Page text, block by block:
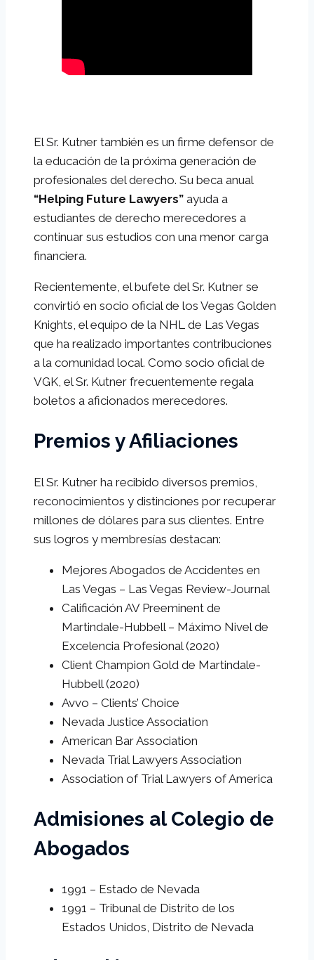
El Sr. Kutner también es un firme defensor de
la educación de la próxima generación de
profesionales del derecho. Su beca anual
“Helping Future Lawyers” ayuda a
estudiantes de derecho merecedores a
continuar sus estudios con una menor carga
financiera.
Recientemente, el bufete del Sr. Kutner se
convirtió en socio oficial de los Vegas Golden
Knights, el equipo de la NHL de Las Vegas
que ha realizado importantes contribuciones
a la comunidad local. Como socio oficial de
VGK, el Sr. Kutner frecuentemente regala
boletos a aficionados merecedores.
Premios y Afiliaciones
El Sr. Kutner ha recibido diversos premios,
reconocimientos y distinciones por recuperar
millones de dólares para sus clientes. Entre
sus logros y membresías destacan:
Mejores Abogados de Accidentes en
Las Vegas – Las Vegas Review-Journal
Calificación AV Preeminent de
Martindale-Hubbell – Máximo Nivel de
Excelencia Profesional (2020)
Client Champion Gold de Martindale-
Hubbell (2020)
Avvo – Clients’ Choice
Nevada Justice Association
American Bar Association
Nevada Trial Lawyers Association
Association of Trial Lawyers of America
Admisiones al Colegio de
Abogados
1991 – Estado de Nevada
1991 – Tribunal de Distrito de los
Estados Unidos, Distrito de Nevada